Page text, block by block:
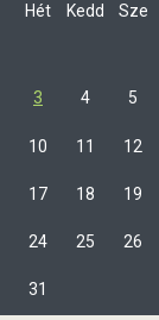
Hét Kedd Sze
3 4 5
10 11 12
17 18 19
24 25 26
31